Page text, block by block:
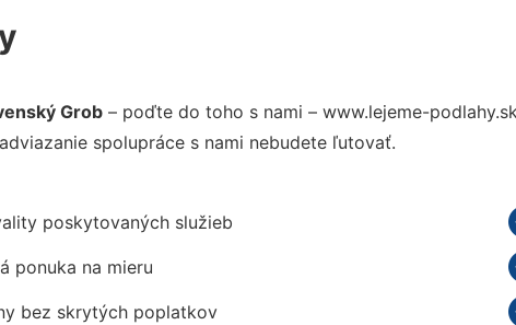
Grob – poďte do toho s nami – www.lejeme-
spolupráce s nami nebudete ľutovať.
poskytovaných služieb
ponuka na mieru
bez skrytých poplatkov